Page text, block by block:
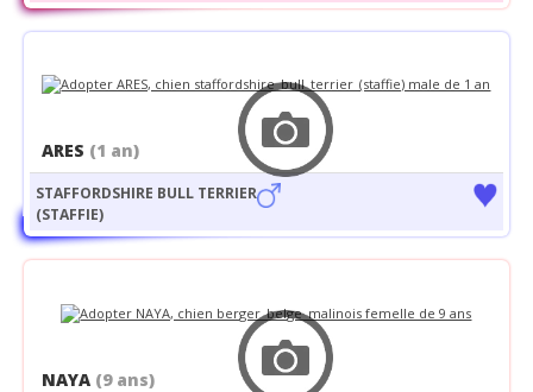
ARES (1 an)
STAFFORDSHIRE BULL TERRIER
(STAFFIE)
NAYA (9 ans)